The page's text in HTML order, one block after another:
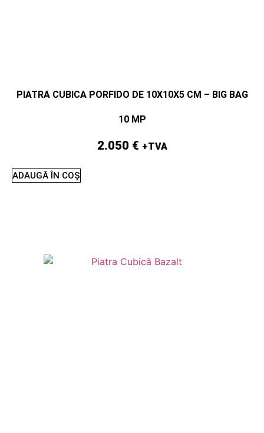
PIATRA CUBICA PORFIDO DE 10X10X5 CM – BIG BAG
10 MP
2.050 € +TVA
ADAUGĂ ÎN COȘ